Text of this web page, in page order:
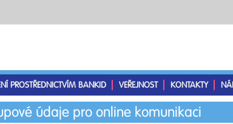
PROSTŘEDNICTVÍM BANKID VEŘEJNOST KONTAKTY
údaje pro online komunikaci